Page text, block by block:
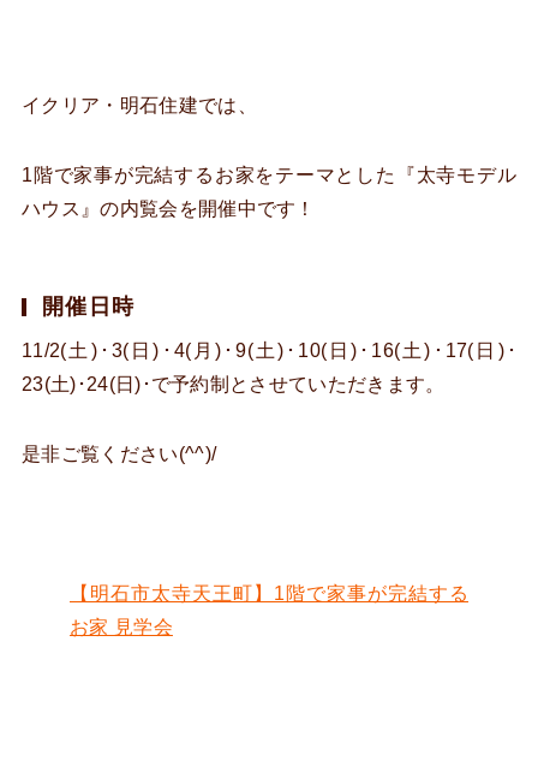
イクリア・明石住建では、
1階で家事が完結するお家をテーマとした『太寺モデル
ハウス』の内覧会を開催中です！
開催日時
11/2(土)･3(日)･4(月)･9(土)･10(日)･16(土)･17(日)･
23(土)･24(日)･で予約制とさせていただきます。
是非ご覧ください(^^)/
【明石市太寺天王町】1階で家事が完結する
お家 見学会